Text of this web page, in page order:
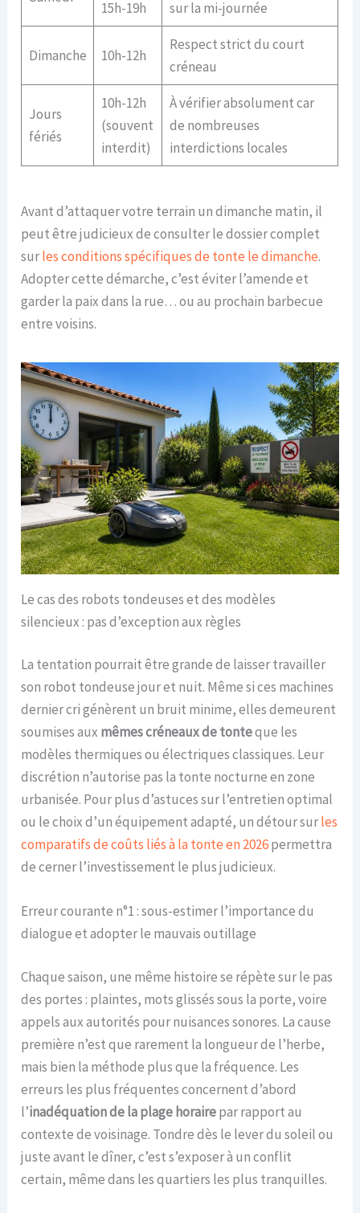
15h-19h sur la mi-journée
Dimanche 10h-12h
Respect strict du court
créneau
Jours
fériés
10h-12h
(souvent
interdit)
À vérifier absolument car
de nombreuses
interdictions locales
Avant d’attaquer votre terrain un dimanche matin, il
peut être judicieux de consulter le dossier complet
surles conditions spécifiques de tonte le dimanche.
Adopter cette démarche, c’est éviter l’amende et
garder la paix dans la rue… ou au prochain barbecue
entre voisins.
Le cas des robots tondeuses et des modèles
silencieux : pas d’exception aux règles
La tentation pourrait être grande de laisser travailler
son robot tondeuse jour et nuit. Même si ces machines
dernier cri génèrent un bruit minime, elles demeurent
soumises aux mêmes créneaux de tonteque les
modèles thermiques ou électriques classiques. Leur
discrétion n’autorise pas la tonte nocturne en zone
urbanisée. Pour plus d’astuces sur l’entretien optimal
ou le choix d’un équipement adapté, un détour surles
comparatifs de coûts liés à la tonte en 2026permettra
de cerner l’investissement le plus judicieux.
Erreur courante n°1 : sous-estimer l’importance du
dialogue et adopter le mauvais outillage
Chaque saison, une même histoire se répète sur le pas
des portes : plaintes, mots glissés sous la porte, voire
appels aux autorités pour nuisances sonores. La cause
première n’est que rarement la longueur de l’herbe,
mais bien la méthode plus que la fréquence. Les
erreurs les plus fréquentes concernent d’abord
l’inadéquation de la plage horairepar rapport au
contexte de voisinage. Tondre dès le lever du soleil ou
juste avant le dîner, c’est s’exposer à un conflit
certain, même dans les quartiers les plus tranquilles.